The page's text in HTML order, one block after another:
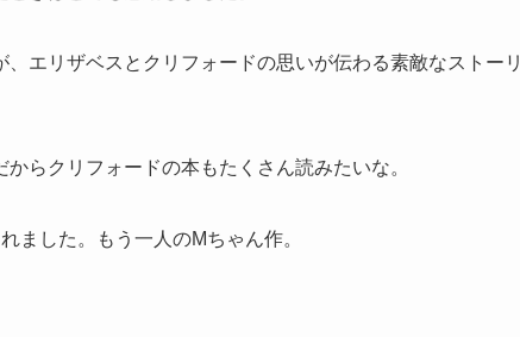
エリザベスとクリフォードの思いが伝わる素敵なストーリ
らクリフォードの本もたくさん読みたいな。
ました。もう一人のMちゃん作。